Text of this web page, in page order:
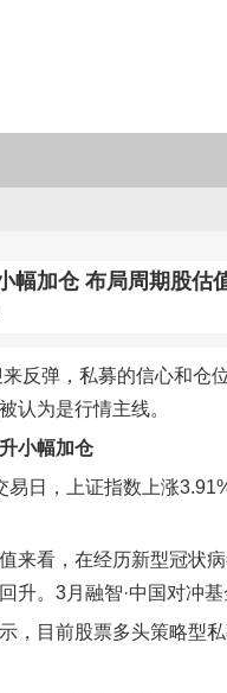
幅加仓 布局周期股估
反弹，私募的信心和仓
认为是行情主线。
小幅加仓
易日，上证指数上涨
来看，在经历新型冠状
升。3月融智·中国对冲
，目前股票多头策略型